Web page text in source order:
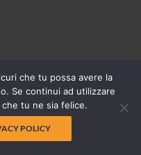
che tu possa avere la
Se continui ad utilizzare
tu ne sia felice.
POLICY